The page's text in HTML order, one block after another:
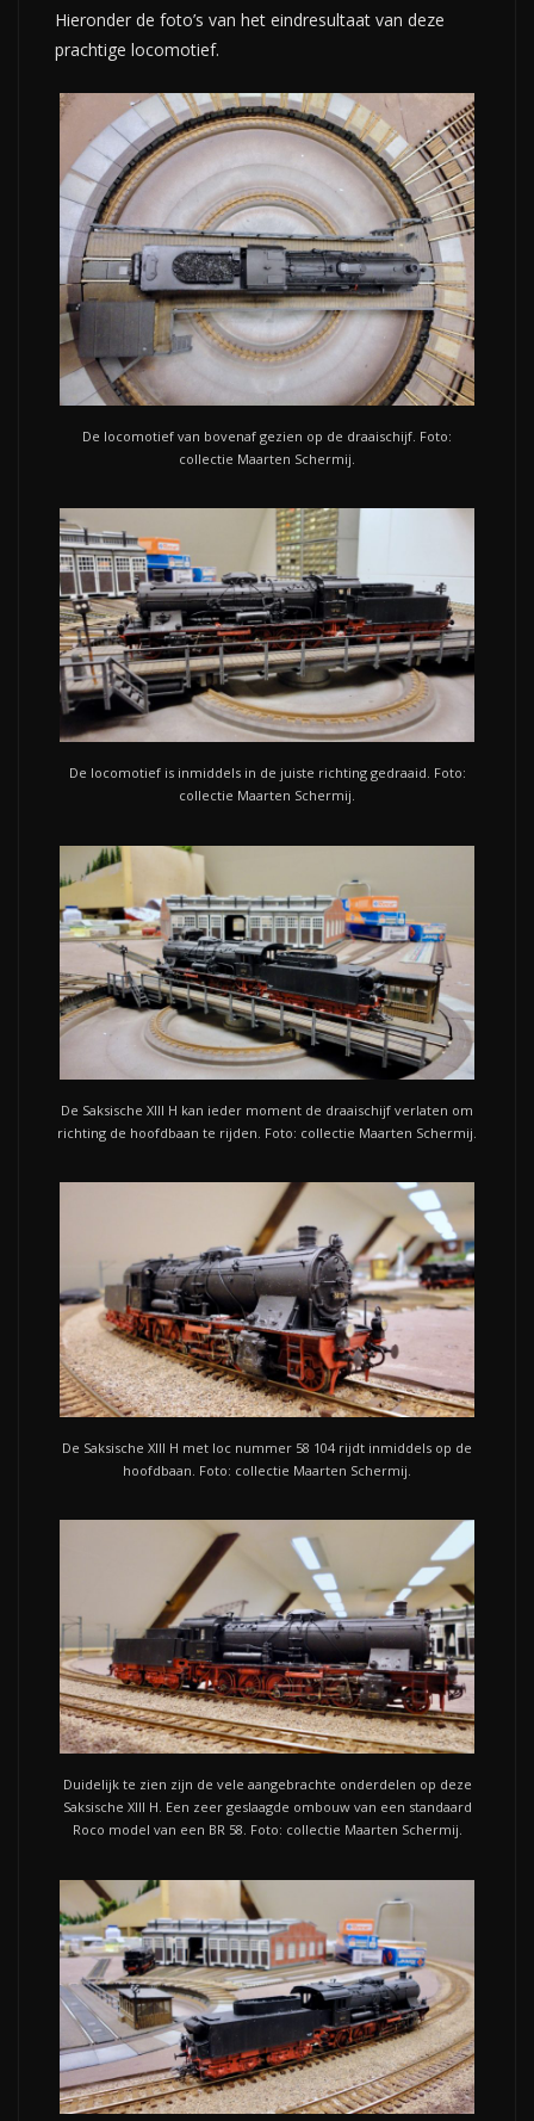
Hieronder de foto’s van het eindresultaat van deze
prachtige locomotief.
De locomotief van bovenaf gezien op de draaischijf. Foto:
collectie Maarten Schermij.
De locomotief is inmiddels in de juiste richting gedraaid. Foto:
collectie Maarten Schermij.
De Saksische XIII H kan ieder moment de draaischijf verlaten om
richting de hoofdbaan te rijden. Foto: collectie Maarten Schermij.
De Saksische XIII H met loc nummer 58 104 rijdt inmiddels op de
hoofdbaan. Foto: collectie Maarten Schermij.
Duidelijk te zien zijn de vele aangebrachte onderdelen op deze
Saksische XIII H. Een zeer geslaagde ombouw van een standaard
Roco model van een BR 58. Foto: collectie Maarten Schermij.